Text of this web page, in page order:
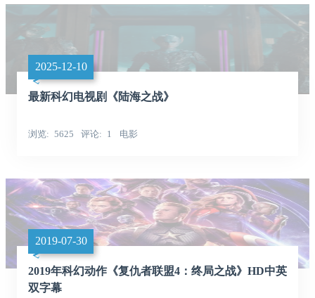
2025-12-10
最新科幻电视剧《陆海之战》
浏览 5625 评论 1 电影
2019-07-30
2019年科幻动作《复仇者联盟4：终局之战》HD中英
双字幕